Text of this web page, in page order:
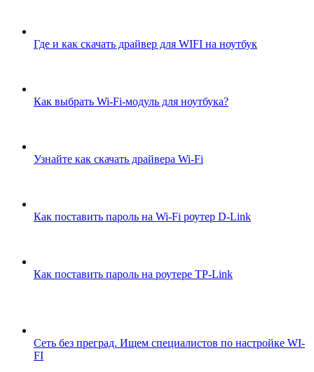
Где и как скачать драйвер для WIFI на ноутбук
Как выбрать Wi-Fi-модуль для ноутбука?
Узнайте как скачать драйвера Wi-Fi
Как поставить пароль на Wi-Fi роутер D-Link
Как поставить пароль на роутере TP-Link
Сеть без преград. Ищем специалистов по настройке WI-
FI